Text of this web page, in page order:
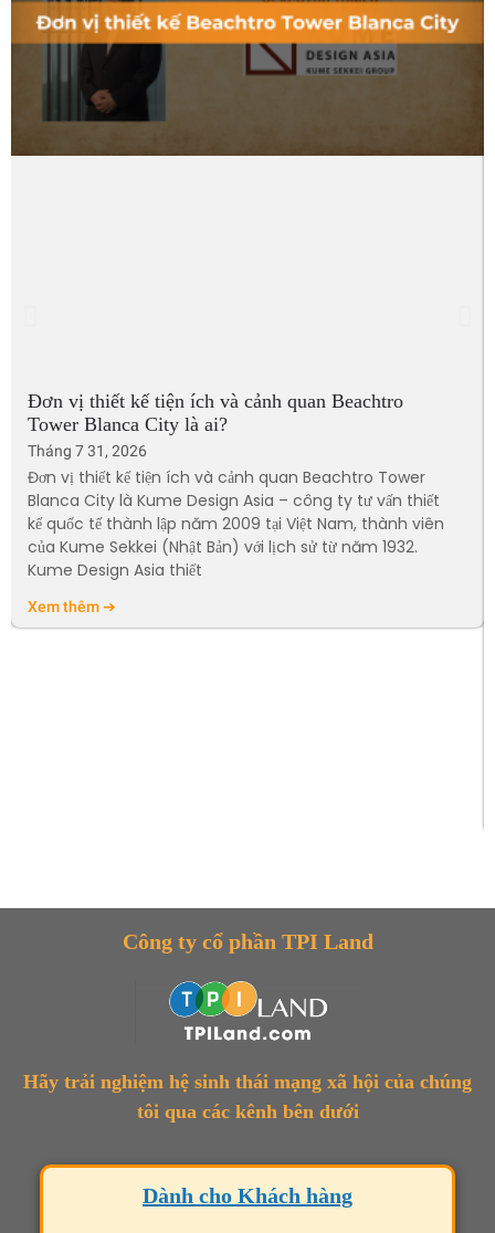
Đơn vị thiết kế tiện ích và cảnh quan Beachtro
Tower Blanca City là ai?
Tháng 7 31, 2026
Đơn vị thiết kế tiện ích và cảnh quan Beachtro Tower
Blanca City là Kume Design Asia – công ty tư vấn thiết
kế quốc tế thành lập năm 2009 tại Việt Nam, thành viên
của Kume Sekkei (Nhật Bản) với lịch sử từ năm 1932.
Kume Design Asia thiết
Xem thêm ➔
Công ty cổ phần TPI Land
Hãy trải nghiệm hệ sinh thái mạng xã hội của chúng
tôi qua các kênh bên dưới
Dành cho Khách hàng